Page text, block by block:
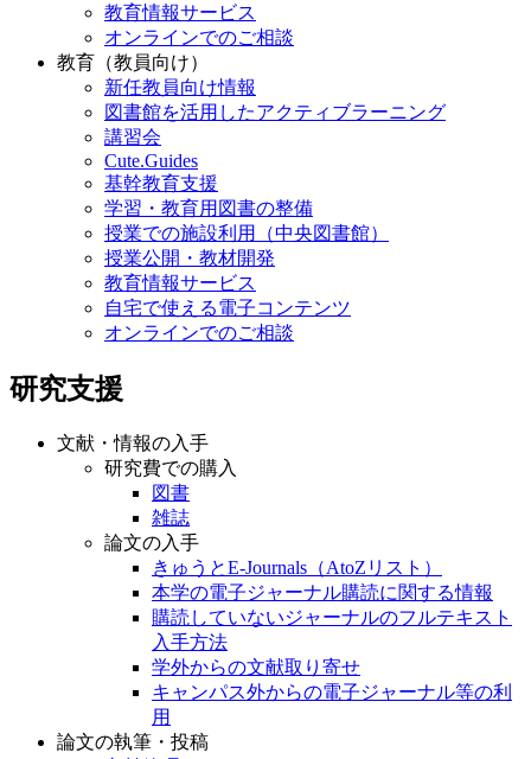
教育情報サービス
オンラインでのご相談
教育（教員向け）
新任教員向け情報
図書館を活用したアクティブラーニング
講習会
Cute.Guides
基幹教育支援
学習・教育用図書の整備
授業での施設利用（中央図書館）
授業公開・教材開発
教育情報サービス
自宅で使える電子コンテンツ
オンラインでのご相談
研究支援
文献・情報の入手
研究費での購入
図書
雑誌
論文の入手
きゅうとE-Journals（AtoZリスト）
本学の電子ジャーナル購読に関する情報
購読していないジャーナルのフルテキスト
入手方法
学外からの文献取り寄せ
キャンパス外からの電子ジャーナル等の利
用
論文の執筆・投稿